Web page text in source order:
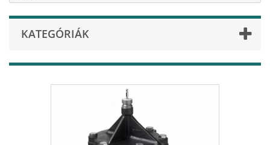
KATEGÓRIÁK